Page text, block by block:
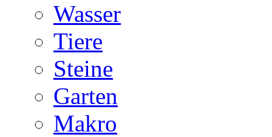
Wasser
Tiere
Steine
Garten
Makro